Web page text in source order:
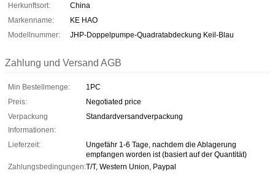
Herkunftsort:
China
Markenname:
KE HAO
Modellnummer:
JHP-Doppelpumpe-Quadratabdeckung Keil-Blau
Zahlung und Versand AGB
Min Bestellmenge:
1PC
Preis:
Negotiated price
Verpackung
Informationen:
Standardversandverpackung
Lieferzeit:
Ungefähr 1-6 Tage, nachdem die Ablagerung
empfangen worden ist (basiert auf der Quantität)
Zahlungsbedingungen:T/T, Western Union, Paypal